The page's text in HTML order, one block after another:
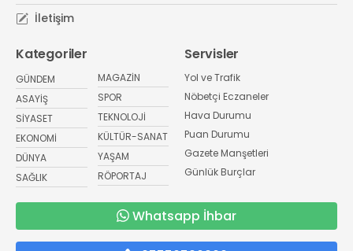
İletişim
Kategoriler
GÜNDEM
ASAYİŞ
SİYASET
EKONOMİ
DÜNYA
SAĞLIK
MAGAZİN
SPOR
TEKNOLOJİ
KÜLTÜR-SANAT
YAŞAM
RÖPORTAJ
Servisler
Yol ve Trafik
Nöbetçi Eczaneler
Hava Durumu
Puan Durumu
Gazete Manşetleri
Günlük Burçlar
Whatsapp İhbar